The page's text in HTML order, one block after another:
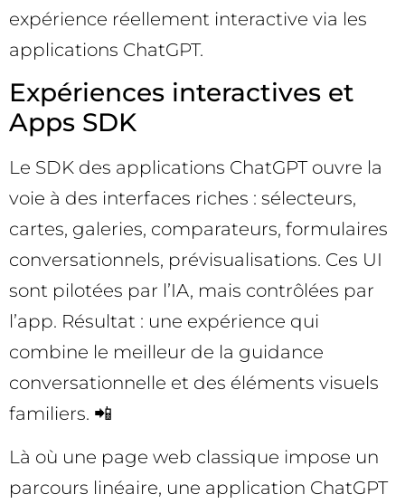
expérience réellement interactive via les
applications ChatGPT.
Expériences interactives et
Apps SDK
Le SDK des applications ChatGPT ouvre la
voie à des interfaces riches : sélecteurs,
cartes, galeries, comparateurs, formulaires
conversationnels, prévisualisations. Ces UI
sont pilotées par l’IA, mais contrôlées par
l’app. Résultat : une expérience qui
combine le meilleur de la guidance
conversationnelle et des éléments visuels
familiers. 📲
Là où une page web classique impose un
parcours linéaire, une application ChatGPT